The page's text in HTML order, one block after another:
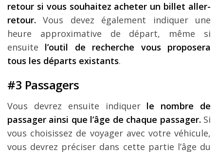
retour si vous souhaitez acheter un billet aller-
retour. Vous devez également indiquer une
heure approximative de départ, même si
ensuite l’outil de recherche vous proposera
tous les départs existants.
#3 Passagers
Vous devrez ensuite indiquer le nombre de
passager ainsi que l’âge de chaque passager. Si
vous choisissez de voyager avec votre véhicule,
vous devrez préciser dans cette partie l’âge du